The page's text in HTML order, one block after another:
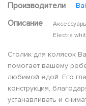
Производители
Описание
Electra
Столик для колясок
помогает вашему
любимой едой. Его
конструкция,
устанавливать и